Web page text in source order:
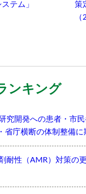
テム」
策
ンキング
究開発への患者・市
省庁横断の体制整備に
耐性（AMR）対策の